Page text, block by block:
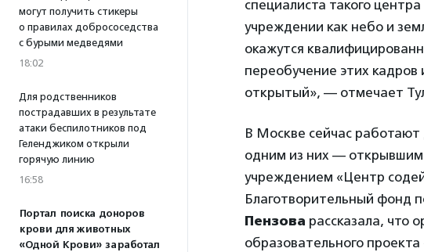
могут получить стикеры
о правилах добрососедства
с бурыми медведями
18:02
Для родственников
пострадавших в результате
атаки беспилотников под
Геленджиком открыли
горячую линию
16:58
Портал поиска доноров
крови для животных
«Одной Крови» заработал
специалиста такого
учреждении как небо и
окажутся
переобучение этих кадров
открытый», — отмечает
В Москве сейчас
одним из них —
учреждением «Центр
Благотворительный фонд
Пензова рассказала, что
образовательного